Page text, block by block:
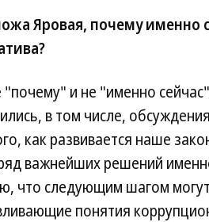
Яровая, почему именно
и не "именно
в том числе,
как развивается наше
важнейших решений
что следующим шагом
понятия